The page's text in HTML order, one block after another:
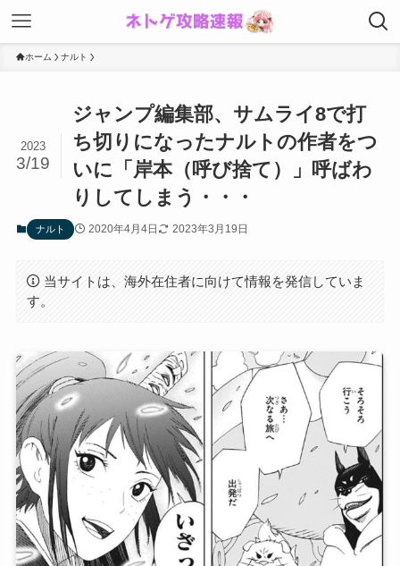
ホーム ナルト
ジャンプ編集部、サムライ8で打
ち切りになったナルトの作者をつ
いに「岸本（呼び捨て）」呼ばわ
りしてしまう・・・
2023
3/19
ナルト 2020年4月4日 2023年3月19日
当サイトは、海外在住者に向けて情報を発信していま
す。